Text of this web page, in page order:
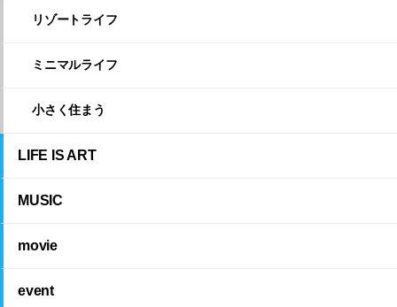
リゾートライフ
ミニマルライフ
小さく住まう
LIFE IS ART
MUSIC
movie
event